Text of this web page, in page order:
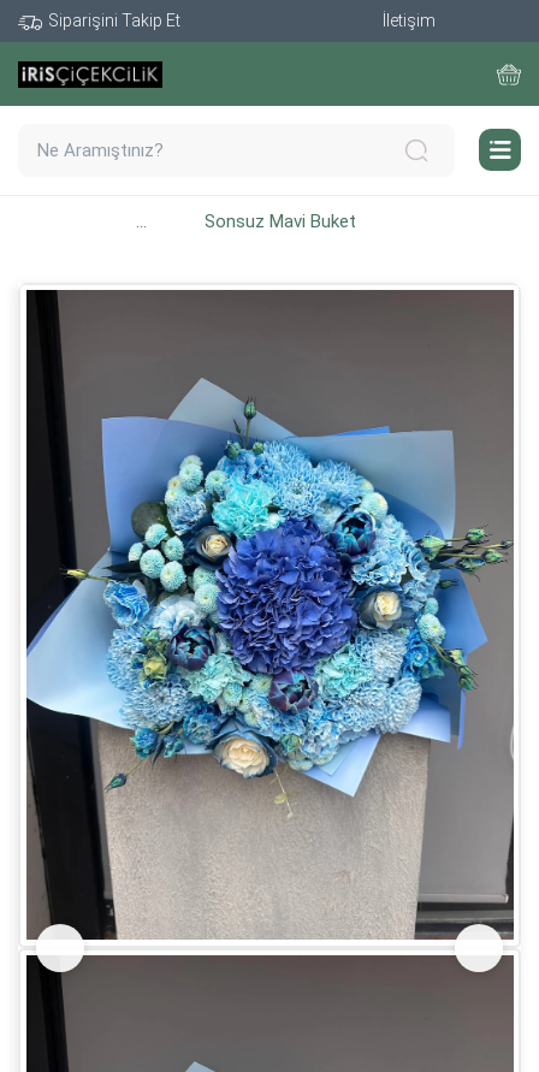
Siparişini Takip Et İletişim
... Sonsuz Mavi Buket